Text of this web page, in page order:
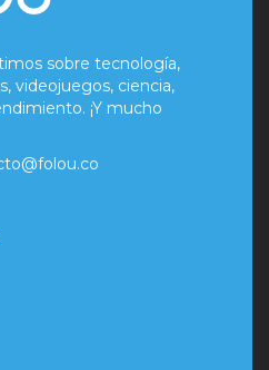
sobre tecnología,
videojuegos, ciencia,
¡Y mucho